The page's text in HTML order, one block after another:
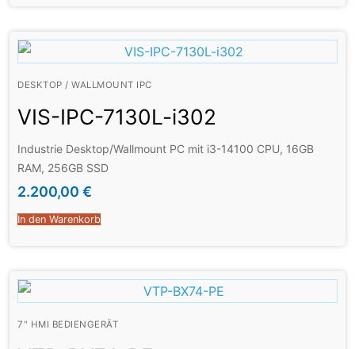
DESKTOP / WALLMOUNT IPC
VIS-IPC-7130L-i302
Industrie Desktop/Wallmount PC mit i3-14100 CPU, 16GB
RAM, 256GB SSD
2.200,00 €
In den Warenkorb
7" HMI BEDIENGERÄT